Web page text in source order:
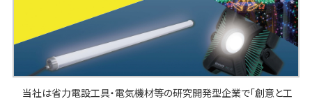
当社は省力電設工具・電気機材等の研究開発型企業で「創意と工